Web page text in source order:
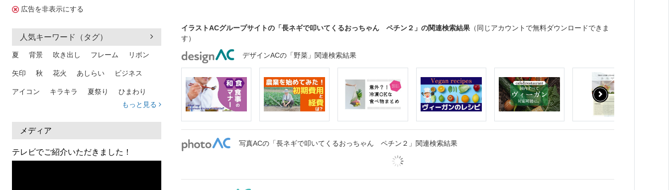
広告を非表示にする
人気キーワード（タグ）
夏 背景 吹き出し フレーム リボン
矢印 秋 花火 あしらい ビジネス
アイコン キラキラ 夏祭り ひまわり
熱中症
人物 暑中見舞い
日本地図 海
もっと見る
メディア
テレビでご紹介いただきました！
イラストACグループサイトの「長ネギで叩いてくるおっちゃん ペチン２」の関連検索結果 （同じアカウントで無料ダウンロードできま
す）
デザインACの「野菜」関連検索結果
写真ACの「長ネギで叩いてくるおっちゃん ペチン２」関連検索結果